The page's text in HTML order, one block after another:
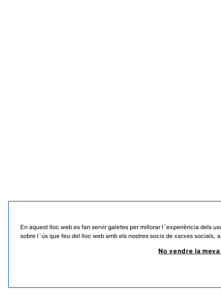
En aquest lloc web es fan servir galetes per millorar l`experiència dels
sobre l`ús que feu del lloc web amb els nostres socis de xarxes socials,
No vendre la